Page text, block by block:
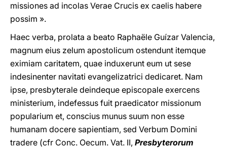
missiones ad incolas Verae Crucis ex caelis habere
possim ».
Haec verba, prolata a beato Raphaële Guízar Valencia,
magnum eius zelum apostolicum ostendunt itemque
eximiam caritatem, quae induxerunt eum ut sese
indesinenter navitati evangelizatrici dedicaret. Nam
ipse, presbyterale deindeque episcopale exercens
ministerium, indefessus fuit praedicator missionum
popularium et, conscius munus suum non esse
humanam docere sapientiam, sed Verbum Domini
tradere (cfr Conc. Oecum. Vat. II, Presbyterorum